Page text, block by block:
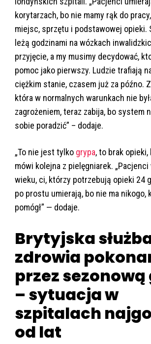
korytarzach, bo nie mamy rąk do
miejsc, sprzętu i podstawowej opieki.
leżą godzinami na wózkach
przyjęcie, a my musimy decydować,
pomoc jako pierwszy. Ludzie trafiają
ciężkim stanie, czasem już za późno.
która w normalnych warunkach nie
zagrożeniem, teraz zabija, bo system
sobie poradzić” – dodaje.
„To nie jest tylko grypa, to brak
mówi kolejna z pielęgniarek.
wieku, ci, którzy potrzebują opieki 24
po prostu umierają, bo nie ma nikogo,
pomógł” — dodaje.
Brytyjska
zdrowia
przez
– sytuacja w
szpitalach
od lat